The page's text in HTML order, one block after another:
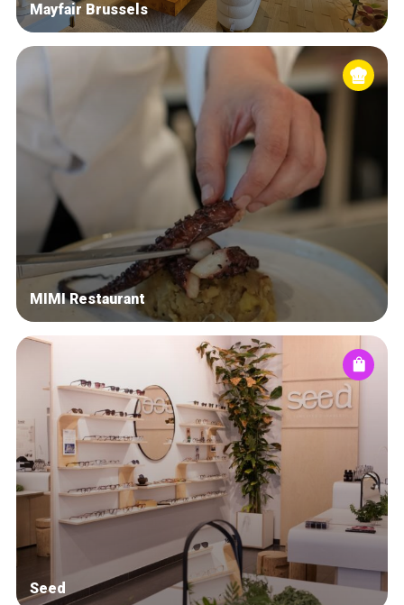
Mayfair Brussels
MIMI Restaurant
Seed